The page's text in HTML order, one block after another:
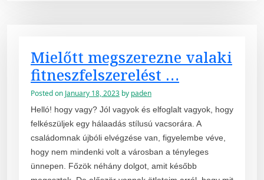
Mielőtt megszerezne valaki
fitneszfelszerelést …
Posted on January 18, 2023 by paden
Helló! hogy vagy? Jól vagyok és elfoglalt vagyok, hogy
felkészüljek egy hálaadás stílusú vacsorára. A
családomnak újbóli elvégzése van, figyelembe véve,
hogy nem mindenki volt a városban a tényleges
ünnepen. Főzök néhány dolgot, amit később